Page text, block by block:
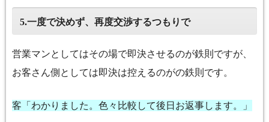
5.一度で決めず、再度交渉するつもりで
営業マンとしてはその場で即決させるのが鉄則ですが、
お客さん側としては即決は控えるのがの鉄則です。
客「わかりました。色々比較して後日お返事します。」